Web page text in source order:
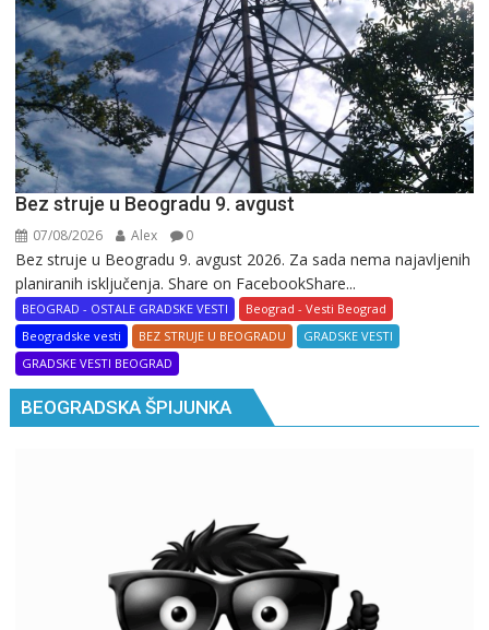
Bez struje u Beogradu 9. avgust
07/08/2026 Alex 0
Bez struje u Beogradu 9. avgust 2026. Za sada nema najavljenih
planiranih isključenja. Share on FacebookShare...
BEOGRAD - OSTALE GRADSKE VESTI
Beograd - Vesti Beograd
Beogradske vesti
BEZ STRUJE U BEOGRADU
GRADSKE VESTI
GRADSKE VESTI BEOGRAD
BEOGRADSKA ŠPIJUNKA